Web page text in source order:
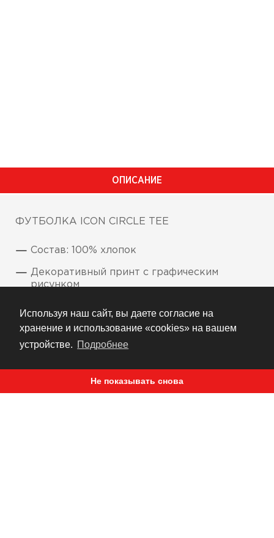
Используя наш сайт, вы даете согласие на
хранение и использование «cookies» на вашем
устройстве. Подробнее
Не показывать снова
ОПИСАНИЕ
ФУТБОЛКА ICON CIRCLE TEE
Состав: 100% хлопок
Декоративный принт с графическим
рисунком
РЕКОМЕНДУЕМ